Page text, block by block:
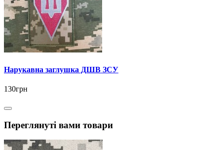
Нарукавна заглушка ДШВ ЗСУ
130грн
Переглянуті вами товари